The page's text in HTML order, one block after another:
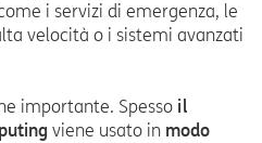
i servizi di emergenza, le
velocità o i sistemi avanzati
importante. Spesso il
viene usato in modo